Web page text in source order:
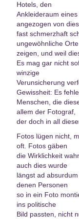
Hotels, den
Ankleideraum
angezogen von
fast schmerzhaft
ungewöhnliche Orte
zeigen, und weil
Es mag gar nicht
winzige
Verunsicherung
Gewissheit: Es
Menschen, die
allem der Fotograf,
der doch in all
Fotos lügen nicht,
oft. Fotos gäben
die Wirklichkeit
auch dies wurde
längst ad
denen Personen
so in ein Foto
ins politische
Bild passten, nicht